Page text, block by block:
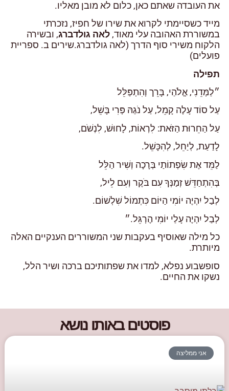
את העובדה שאתם כאן, כלום לא מובן מאליו.
מייד כשסיימתי לקרוא את שירו של חפיז, נזכרתי
במשוררת האהובה עלי מאוד, לאה גולדברג, ובשירה
הלקוח משירי סוף הדרך (לאה גולדברג.שירים ב. ספריית
פועלים)
תפילה
״לַמְּדֵנִי, אֱלֹהַי, בָּרֵך וְהִתְפַּלֵּל
עַל סוֹד עָלֶה קָמֵל, עַל נֹגַהּ פְּרִי בָּשֵׁל,
עַל הַחֵרוּת הַזֹּאת: לִרְאוֹת, לָחוּשׁ, לִנְשֹׁם,
לָדַעַת, לְיַחֵל, לְהִכָּשֵׁל.
לַמֵּד אֶת שִׂפְתוֹתַי בְּרָכָה וְשִׁיר הַלֵּל
בְּהִתְחַדֵּשׁ זְמַנְּךָ עִם בֹּקֶר וְעִם לֵיל,
לְבַל יִהְיֶה יוֹמִי הַיּוֹם כִּתְמוֹל שִׁלְשׁוֹם.
לְבַל יִהְיֶה עָלַי יוֹמִי הֶרְגֵּל.״
כל מילה שאוסיף בעקבות שני המשוררים הענקיים האלה
מיותרת.
סופשבוע נפלא, למדו את שפתותיכם ברכה ושיר הלל,
נשקו את החיים.
פוסטים באותו נושא
אני ממליצה